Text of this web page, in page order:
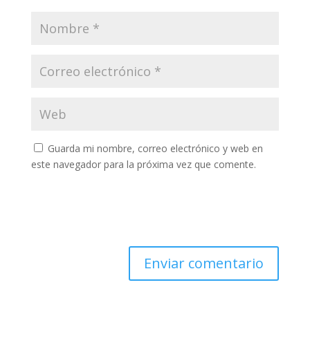
Guarda mi nombre, correo electrónico y web en
este navegador para la próxima vez que comente.